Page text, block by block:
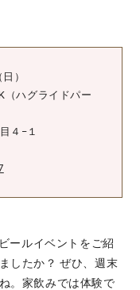
）
（ハグライドパー
４−１
ールイベントをご紹
したか？ ぜひ、週末
。家飲みでは体験で